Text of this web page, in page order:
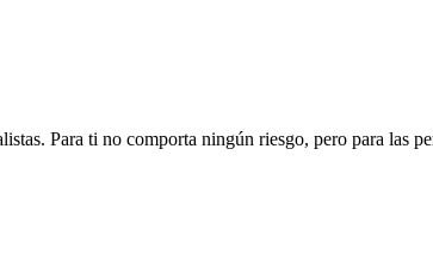
Para ti no comporta ningún riesgo, pero para las